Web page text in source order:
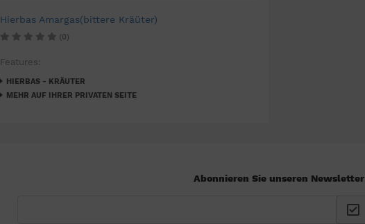
Hierbas Amargas(bittere Kräüter)
(0)
Features:
HIERBAS - KRÄUTER
MEHR AUF IHRER PRIVATEN SEITE
Abonnieren Sie unseren Newsletter